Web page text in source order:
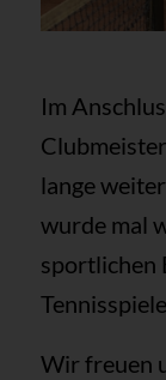
Im
lange
wurde mal
sportlichen
Wir freuen